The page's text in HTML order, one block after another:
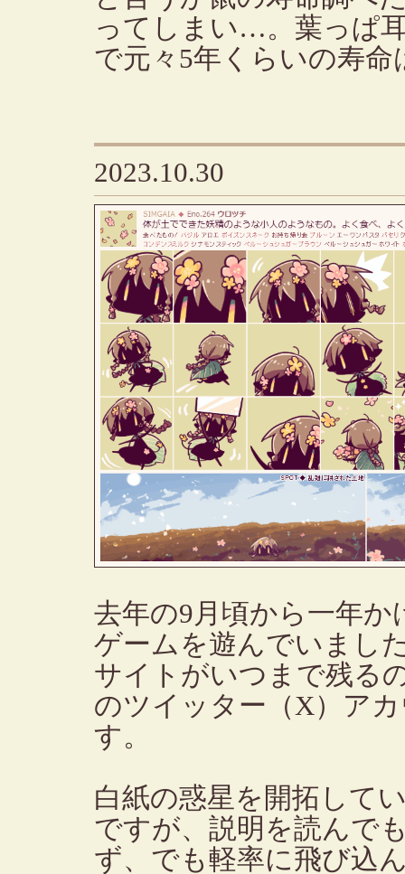
ってしまい…。葉っぱ
で元々5年くらいの寿
2023.10.30
去年の9月頃から一年か
ゲームを遊んでいまし
サイトがいつまで残る
のツイッター（X）ア
す。
白紙の惑星を開拓して
ですが、説明を読んで
ず、でも軽率に飛び込